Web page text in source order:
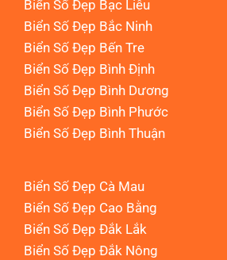
Biển Số Đẹp Bạc Liêu
Biển Số Đẹp Bắc Ninh
Biển Số Đẹp Bến Tre
Biển Số Đẹp Bình Định
Biển Số Đẹp Bình Dương
Biển Số Đẹp Bình Phước
Biển Số Đẹp Bình Thuận
Biển Số Đẹp Cà Mau
Biển Số Đẹp Cao Bằng
Biển Số Đẹp Đắk Lắk
Biển Số Đẹp Đắk Nông